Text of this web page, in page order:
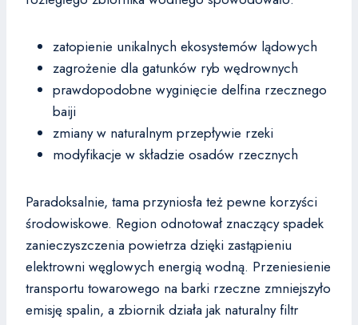
zatopienie unikalnych ekosystemów lądowych
zagrożenie dla gatunków ryb wędrownych
prawdopodobne wyginięcie delfina rzecznego
baiji
zmiany w naturalnym przepływie rzeki
modyfikacje w składzie osadów rzecznych
Paradoksalnie, tama przyniosła też pewne korzyści
środowiskowe. Region odnotował znaczący spadek
zanieczyszczenia powietrza dzięki zastąpieniu
elektrowni węglowych energią wodną. Przeniesienie
transportu towarowego na barki rzeczne zmniejszyło
emisję spalin, a zbiornik działa jak naturalny filtr